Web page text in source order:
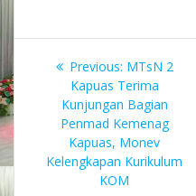
Navigasi
pos
Previous: Previous
post:
MTsN 2
Kapuas Terima
Kunjungan Bagian
Penmad Kemenag
Kapuas, Monev
Kelengkapan Kurikulum
KOM